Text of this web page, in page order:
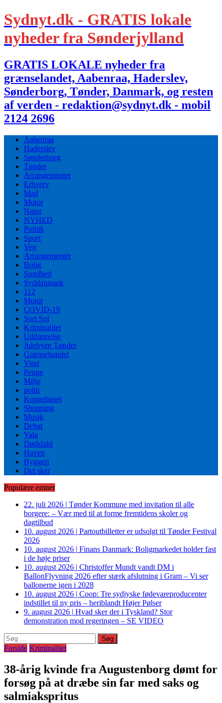
Sydnyt.dk - GRATIS lokale
nyheder fra Sønderjylland
GRATIS LOKALE nyheder fra
grænselandet, Aabenraa, Haderslev,
Sønderborg, Tønder, Danmark, og resten
af verden - redaktion@sydnyt.dk - mobil
2124 2696
Aabenraa
Haderslev
Sønderborg
Tønder
Arrangementer
Erhverv
Mad
Motor
Natur
NYHED
Politik
Sport
Vejr
Arrangementer
Bolig
Sundhed
Syddanmark
112
Motor
COVID-19
Sort Sol
Kriminalitet
Uddannelse
Julebyen Tønder
Grænsehandel
Vind
Penge
Miljø
politi
Kongehuset
Shopping
Musik
Debat
Valg
Dødsfald
Haven
Byggeri
Det sker
Populære emner
22. juli 2026 | Tønder Kommune med invitation til alle
borgere: – Vær med til at forme fremtidens skoler og
dagtilbud
10. august 2026 | Partoutbilletter er udsolgt til Tønder Festival
2026
10. august 2026 | Finans Danmark: Boligmarkedet holder fast
i de høje priser
10. august 2026 | Christoffer Mundt vandt DM i
BallonFlyvning 2026 efter stærk afslutning i Gram – Vi ser
ballonerne igen i 2028
10. august 2026 | Coop: Tre sydjyske fødevareproducenter
indstillet til ny pris – heriblandt Højer Pølser
9. august 2026 | Hvad sker der i Tyskland? Stor
demonstration mod regeringen – SE VIDEO
Søg
efter:
Forside Kriminalitet
38-årig kvinde fra Augustenborg dømt for
forsøg på at dræbe sin far med saks og
salmiakspritus